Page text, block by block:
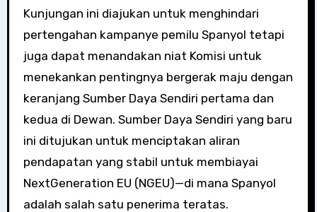
Kunjungan ini diajukan untuk menghindari
pertengahan kampanye pemilu Spanyol tetapi
juga dapat menandakan niat Komisi untuk
menekankan pentingnya bergerak maju dengan
keranjang Sumber Daya Sendiri pertama dan
kedua di Dewan. Sumber Daya Sendiri yang baru
ini ditujukan untuk menciptakan aliran
pendapatan yang stabil untuk membiayai
NextGeneration EU (NGEU)—di mana Spanyol
adalah salah satu penerima teratas.